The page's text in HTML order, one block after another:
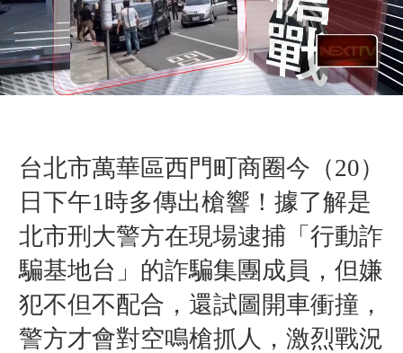
台北市萬華區西門町商圈今（20）
日 下午1時多傳出槍響！據了解是
北市刑大警方在現場逮捕「行動詐
騙基地台」的詐騙集團成員，但嫌
犯不但不配合，還試圖開車衝撞，
警方才會對空鳴槍抓人，激烈戰況